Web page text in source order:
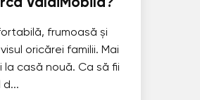
ValdiMobila?
frumoasă și
oricărei familii. Mai
casă nouă. Ca să fii
d...